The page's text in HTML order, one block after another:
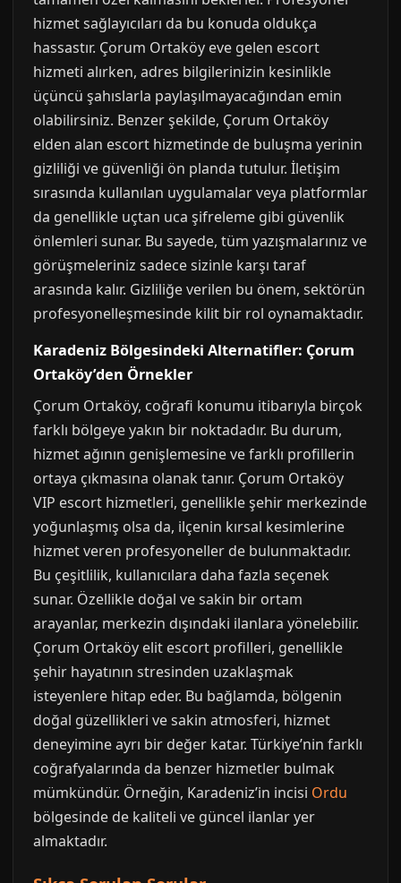
hizmet sağlayıcıları da bu konuda oldukça
hassastır. Çorum Ortaköy eve gelen escort
hizmeti alırken, adres bilgilerinizin kesinlikle
üçüncü şahıslarla paylaşılmayacağından emin
olabilirsiniz. Benzer şekilde, Çorum Ortaköy
elden alan escort hizmetinde de buluşma yerinin
gizliliği ve güvenliği ön planda tutulur. İletişim
sırasında kullanılan uygulamalar veya platformlar
da genellikle uçtan uca şifreleme gibi güvenlik
önlemleri sunar. Bu sayede, tüm yazışmalarınız ve
görüşmeleriniz sadece sizinle karşı taraf
arasında kalır. Gizliliğe verilen bu önem, sektörün
profesyonelleşmesinde kilit bir rol oynamaktadır.
Karadeniz Bölgesindeki Alternatifler: Çorum
Ortaköy’den Örnekler
Çorum Ortaköy, coğrafi konumu itibarıyla birçok
farklı bölgeye yakın bir noktadadır. Bu durum,
hizmet ağının genişlemesine ve farklı profillerin
ortaya çıkmasına olanak tanır. Çorum Ortaköy
VIP escort hizmetleri, genellikle şehir merkezinde
yoğunlaşmış olsa da, ilçenin kırsal kesimlerine
hizmet veren profesyoneller de bulunmaktadır.
Bu çeşitlilik, kullanıcılara daha fazla seçenek
sunar. Özellikle doğal ve sakin bir ortam
arayanlar, merkezin dışındaki ilanlara yönelebilir.
Çorum Ortaköy elit escort profilleri, genellikle
şehir hayatının stresinden uzaklaşmak
isteyenlere hitap eder. Bu bağlamda, bölgenin
doğal güzellikleri ve sakin atmosferi, hizmet
deneyimine ayrı bir değer katar. Türkiye’nin farklı
coğrafyalarında da benzer hizmetler bulmak
mümkündür. Örneğin, Karadeniz’in incisi Ordu
bölgesinde de kaliteli ve güncel ilanlar yer
almaktadır.